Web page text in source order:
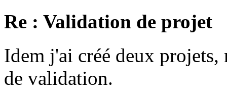
Re : Validation de projet
Idem j'ai créé deux
de validation.